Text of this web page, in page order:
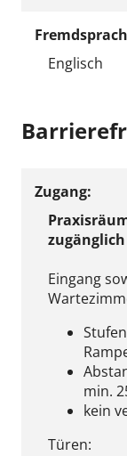
Englisch
Zugang:
zugänglich
Eingang
min.
kein
Türen: